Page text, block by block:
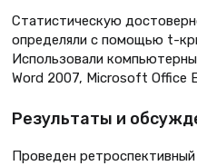
Статистическую
определяли с помощью t-
Использовали
Word 2007, Microsoft Office
Результаты и
Проведен